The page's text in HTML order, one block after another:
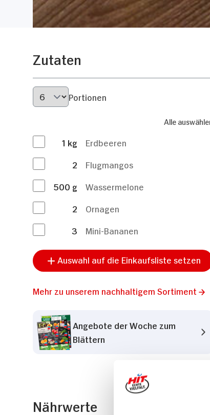
Zutaten
Portionen
Alle
1 kg
Erdbeeren
2
Flugmangos
500 g
Wassermelone
2
Ornagen
3
Mini-Bananen
Auswahl auf die Einkaufsliste setzen
Mehr zu unserem nachhaltigem Sortiment
Angebote der Woche zum
Blättern
Nährwerte